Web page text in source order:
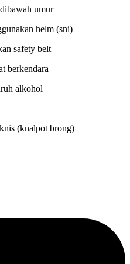
umur
helm (sni)
safety belt
berkendara
alkohol
(knalpot brong)